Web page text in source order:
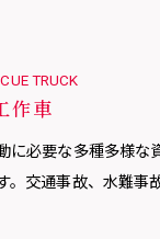
TRUCK
作車
に必要な多種多様な
。交通事故、水難事